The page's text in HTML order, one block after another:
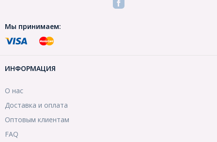
Мы принимаем:
ИНФОРМАЦИЯ
О нас
Доставка и оплата
Оптовым клиентам
FAQ